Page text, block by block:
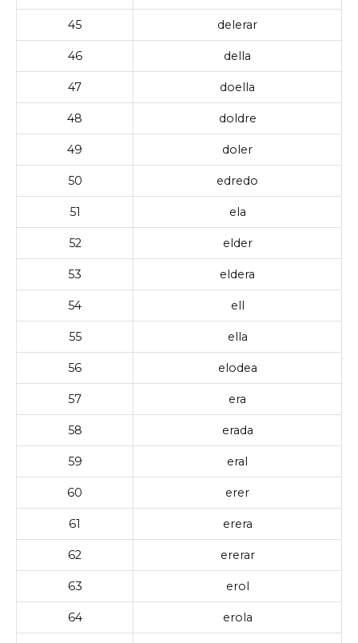
45 delerar
46 della
47 doella
48 doldre
49 doler
50 edredo
51 ela
52 elder
53 eldera
54 ell
55 ella
56 elodea
57 era
58 erada
59 eral
60 erer
61 erera
62 ererar
63 erol
64 erola